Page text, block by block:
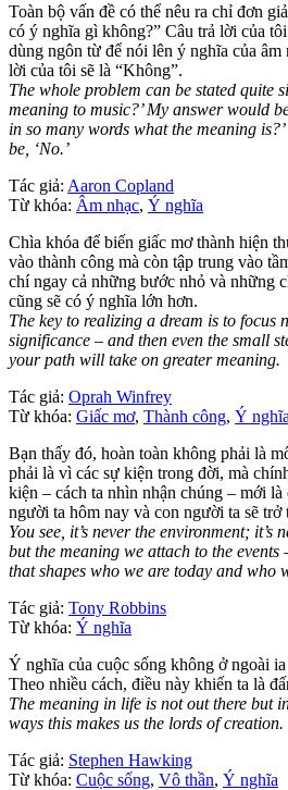
Toàn bộ vấn đề có thể nêu ra chỉ đơn
có ý nghĩa gì không?” Câu trả lời của
dùng ngôn từ để nói lên ý nghĩa của âm
lời của tôi sẽ là “Không”.
The whole problem can be stated quite
meaning to music?’ My answer would
in so many words what the meaning
be, ‘No.’
Tác giả: Aaron Copland
Từ khóa: Âm nhạc, Ý nghĩa
Chìa khóa để biến giấc mơ thành hiện
vào thành công mà còn tập trung vào
chí ngay cả những bước nhỏ và những
cũng sẽ có ý nghĩa lớn hơn.
The key to realizing a dream is to focus
significance – and then even the small
your path will take on greater meaning.
Tác giả: Oprah Winfrey
Từ khóa: Giấc mơ, Thành công, Ý nghĩa
Bạn thấy đó, hoàn toàn không phải là
phải là vì các sự kiện trong đời, mà
kiện – cách ta nhìn nhận chúng – mới
người ta hôm nay và con người ta sẽ
You see, it’s never the environment; it’s
but the meaning we attach to the
that shapes who we are today and who
Tác giả: Tony Robbins
Từ khóa: Ý nghĩa
Ý nghĩa của cuộc sống không ở ngoài
Theo nhiều cách, điều này khiến ta là
The meaning in life is not out there but
ways this makes us the lords of creation.
Tác giả: Stephen Hawking
Từ khóa: Cuộc sống, Vô thần, Ý nghĩa